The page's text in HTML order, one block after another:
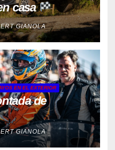
casa
GIANOLA
EN EL EXTERIOR
de
GIANOLA